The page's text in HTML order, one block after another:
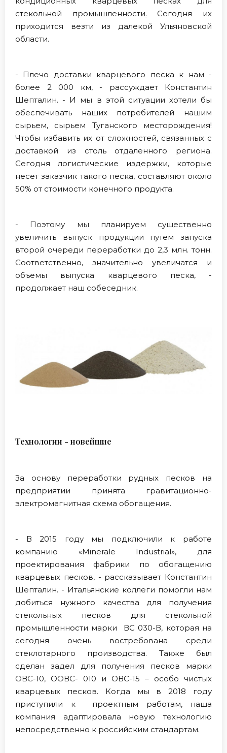
стекольной промышленности. Сегодня их
приходится везти из далекой Ульяновской
области.
- Плечо доставки кварцевого песка к нам -
более 2 000 км, - рассуждает Константин
Шепталин. - И мы в этой ситуации хотели бы
обеспечивать наших потребителей нашим
сырьем, сырьем Туганского месторождения!
Чтобы избавить их от сложностей, связанных с
доставкой из столь отдаленного региона.
Сегодня логистические издержки, которые
несет заказчик такого песка, составляют около
50% от стоимости конечного продукта.
- Поэтому мы планируем существенно
увеличить выпуск продукции путем запуска
второй очереди переработки до 2,3 млн. тонн.
Соответственно, значительно увеличатся и
объемы выпуска кварцевого песка, -
продолжает наш собеседник.
Технологии - новейшие
За основу переработки рудных песков на
предприятии принята гравитационно-
электромагнитная схема обогащения.
- В 2015 году мы подключили к работе
компанию «Minerale Industrial», для
проектирования фабрики по обогащению
кварцевых песков, - рассказывает Константин
Шепталин. - Итальянские коллеги помогли нам
добиться нужного качества для получения
стекольных песков для стекольной
промышленности марки ВС 030-В, которая на
сегодня очень востребована среди
стеклотарного производства. Также был
сделан задел для получения песков марки
ОВС-10, ООВС- 010 и ОВС-15 – особо чистых
кварцевых песков. Когда мы в 2018 году
приступили к проектным работам, наша
компания адаптировала новую технологию
непосредственно к российским стандартам.